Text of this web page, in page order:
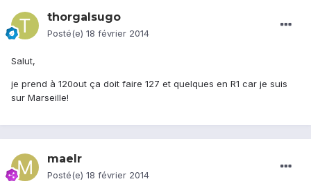
thorgalsugo
Posté(e) 18 février 2014
Salut,
je prend à 120out ça doit faire 127 et quelques en R1 car je suis
sur Marseille!
maelr
Posté(e) 18 février 2014